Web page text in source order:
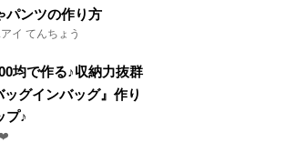
パンツの作り方
イ てんちょう
均で作る♪収納力抜群
グインバッグ』作り
プ♪